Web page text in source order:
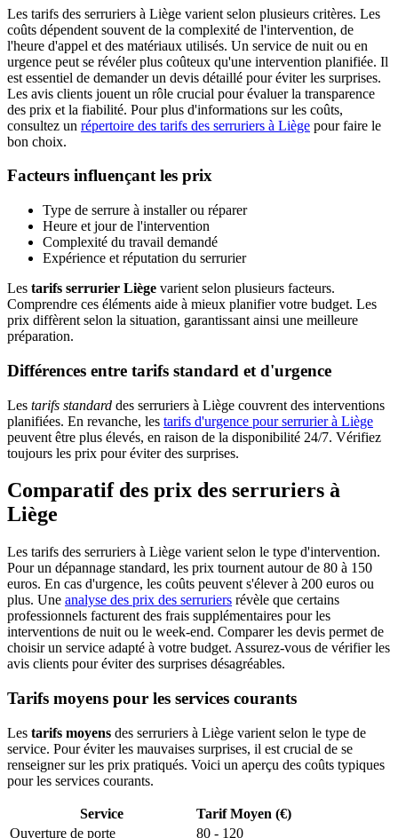
Les tarifs des serruriers à Liège varient selon plusieurs critères. Les
coûts dépendent souvent de la complexité de l'intervention, de
l'heure d'appel et des matériaux utilisés. Un service de nuit ou en
urgence peut se révéler plus coûteux qu'une intervention planifiée. Il
est essentiel de demander un devis détaillé pour éviter les surprises.
Les avis clients jouent un rôle crucial pour évaluer la transparence
des prix et la fiabilité. Pour plus d'informations sur les coûts,
consultez un répertoire des tarifs des serruriers à Liège pour faire le
bon choix.
Facteurs influençant les prix
Type de serrure à installer ou réparer
Heure et jour de l'intervention
Complexité du travail demandé
Expérience et réputation du serrurier
Les tarifs serrurier Liège varient selon plusieurs facteurs.
Comprendre ces éléments aide à mieux planifier votre budget. Les
prix diffèrent selon la situation, garantissant ainsi une meilleure
préparation.
Différences entre tarifs standard et d'urgence
Les tarifs standard des serruriers à Liège couvrent des interventions
planifiées. En revanche, les tarifs d'urgence pour serrurier à Liège
peuvent être plus élevés, en raison de la disponibilité 24/7. Vérifiez
toujours les prix pour éviter des surprises.
Comparatif des prix des serruriers à
Liège
Les tarifs des serruriers à Liège varient selon le type d'intervention.
Pour un dépannage standard, les prix tournent autour de 80 à 150
euros. En cas d'urgence, les coûts peuvent s'élever à 200 euros ou
plus. Une analyse des prix des serruriers révèle que certains
professionnels facturent des frais supplémentaires pour les
interventions de nuit ou le week-end. Comparer les devis permet de
choisir un service adapté à votre budget. Assurez-vous de vérifier les
avis clients pour éviter des surprises désagréables.
Tarifs moyens pour les services courants
Les tarifs moyens des serruriers à Liège varient selon le type de
service. Pour éviter les mauvaises surprises, il est crucial de se
renseigner sur les prix pratiqués. Voici un aperçu des coûts typiques
pour les services courants.
Service
Tarif Moyen (€)
Ouverture de porte
80 - 120